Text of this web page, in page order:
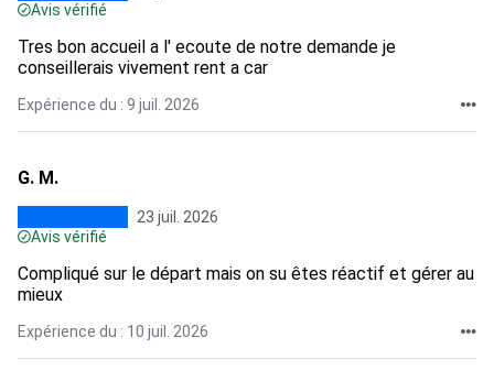
Avis vérifié
Tres bon accueil a l' ecoute de notre demande je
conseillerais vivement rent a car
Expérience du : 9 juil. 2026
G. M.
23 juil. 2026
Avis vérifié
Compliqué sur le départ mais on su êtes réactif et gérer au
mieux
Expérience du : 10 juil. 2026